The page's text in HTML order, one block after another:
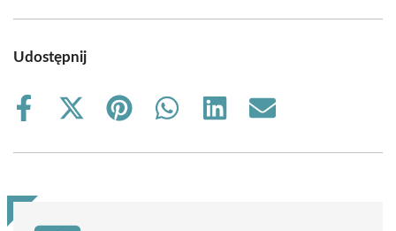
Udostępnij
Share
Share
(Twitter)
Share
Share
Share
Share